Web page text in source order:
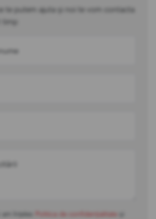
te putem ajuta și noi te vom contacta
timp
am înțeles Politica de confidențialitate